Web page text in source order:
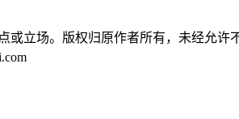
立场。版权归原作者所有，未经允许